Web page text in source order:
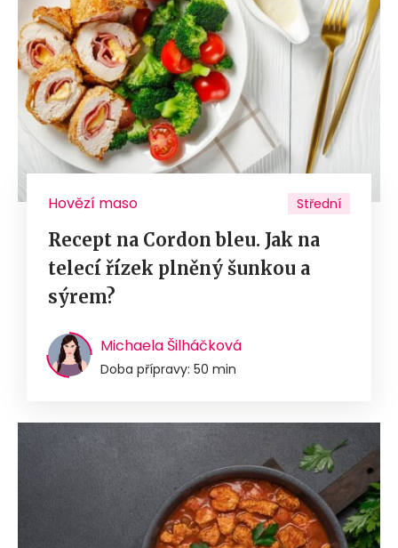
Hovězí maso Střední
Recept na Cordon bleu. Jak na
telecí řízek plněný šunkou a
sýrem?
Michaela Šilháčková
Doba přípravy: 50 min